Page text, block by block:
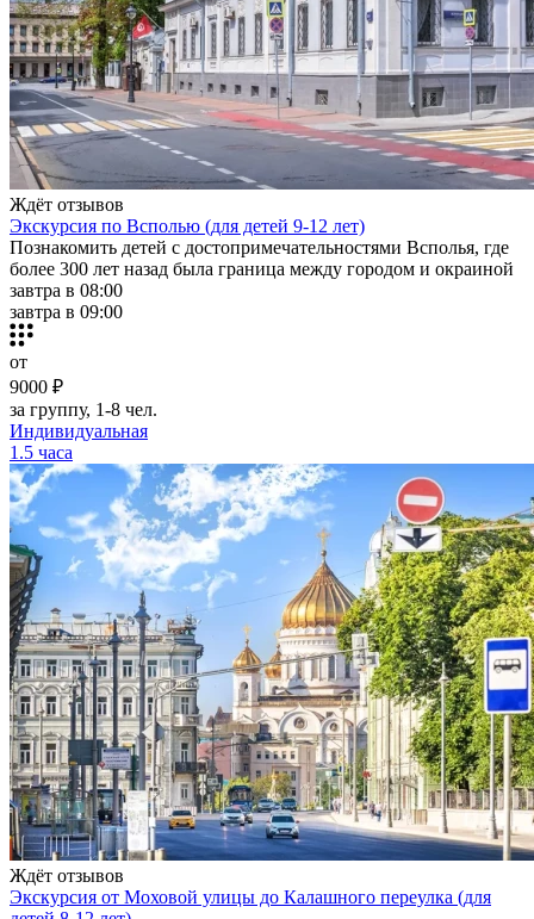
Ждёт отзывов
Экскурсия по Всполью (для детей 9-12 лет)
Познакомить детей с достопримечательностями Всполья, где
более 300 лет назад была граница между городом и окраиной
завтра в 08:00
завтра в 09:00
от
9000 ₽
за группу, 1-8 чел.
Индивидуальная
1.5 часа
Ждёт отзывов
Экскурсия от Моховой улицы до Калашного переулка (для